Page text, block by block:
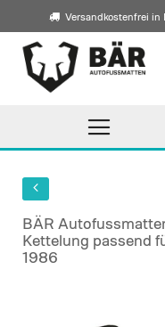
Versandkostenfrei in
Direkt
zum
Inhalt
BÄR
Kettelung passend
1986